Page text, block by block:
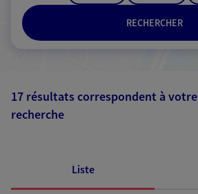
RECHERCHER
17 résultats correspondent à votre
recherche
Liste